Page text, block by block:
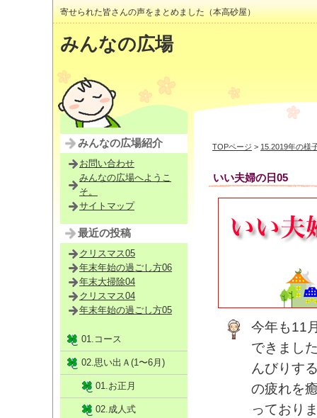
寄せられた皆さんの声をまとめました（本高砂屋）
みんなの広場
TOPページ > 15.2019年の様
いい夫婦の日05
今年も11
できまし
んびりす
の疲れを
っており
みんなの広場紹介
お問い合わせ
みんなの広場へようこ
そ。
サイトマップ
最近の投稿
クリスマス05
年末年始の過ごし方06
年末大掃除04
クリスマス04
年末年始の過ごし方05
01.コース
02.思い出Ａ(1〜6月)
01.お正月
02.成人式